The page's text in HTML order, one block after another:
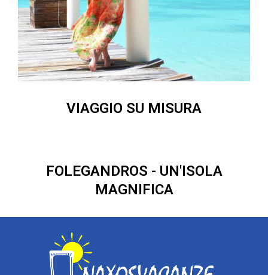
VIAGGIO SU MISURA